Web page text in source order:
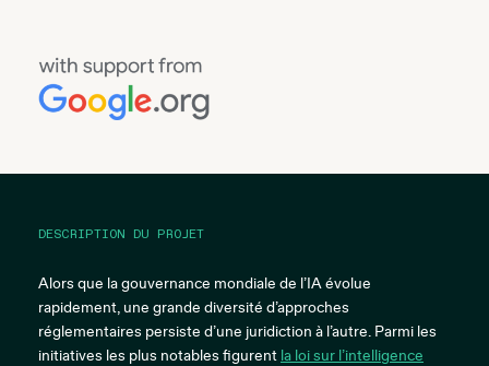
DESCRIPTION DU PROJET
Alors que la gouvernance mondiale de l’IA évolue
rapidement, une grande diversité d’approches
réglementaires persiste d’une juridiction à l’autre. Parmi les
initiatives les plus notables figurent la loi sur l’intelligence